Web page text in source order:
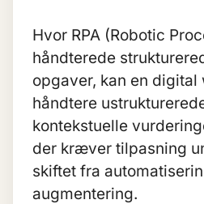
Hvor RPA (Robotic
håndterede
opgaver, kan en
håndtere
kontekstuelle
der kræver tilpasning
skiftet fra
augmentering.